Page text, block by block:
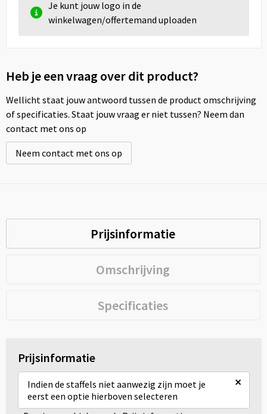
Je kunt jouw logo in de
winkelwagen/offertemand uploaden
Heb je een vraag over dit product?
Wellicht staat jouw antwoord tussen de product omschrijving
of specificaties. Staat jouw vraag er niet tussen? Neem dan
contact met ons op
Neem contact met ons op
Prijsinformatie
Omschrijving
Specificaties
Prijsinformatie
Indien de staffels niet aanwezig zijn moet je
eerst een optie hierboven selecteren
×